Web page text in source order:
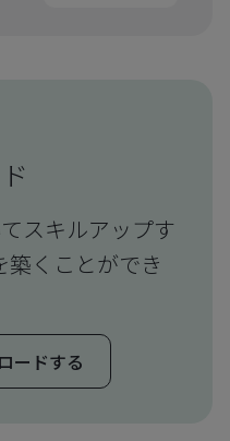
スキルアップす
築くことができ
ードする